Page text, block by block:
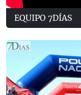
EQUIPO 7DÍAS